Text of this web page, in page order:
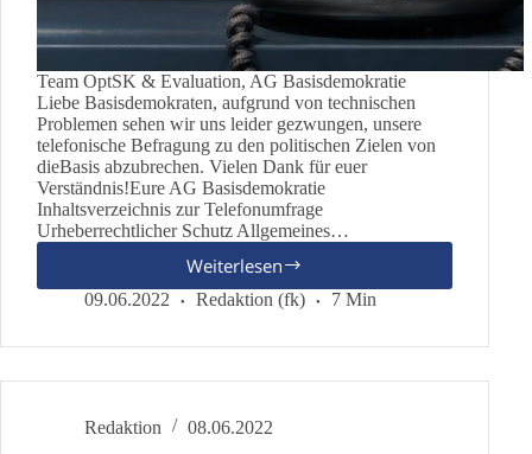
Team OptSK & Evaluation, AG Basisdemokratie
Liebe Basisdemokraten, aufgrund von technischen
Problemen sehen wir uns leider gezwungen, unsere
telefonische Befragung zu den politischen Zielen von
dieBasis abzubrechen. Vielen Dank für euer
Verständnis!Eure AG Basisdemokratie
Inhaltsverzeichnis zur Telefonumfrage
Urheberrechtlicher Schutz Allgemeines…
WeiterlesenTelefonumfrage
zu
Zielen
09.06.2022 Redaktion (fk) 7 Min
Redaktion 08.06.2022